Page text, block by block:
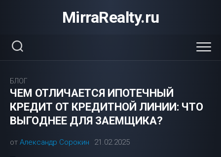
MirraRealty.ru
БЛОГ
ЧЕМ ОТЛИЧАЕТСЯ ИПОТЕЧНЫЙ
КРЕДИТ ОТ КРЕДИТНОЙ ЛИНИИ: ЧТО
ВЫГОДНЕЕ ДЛЯ ЗАЕМЩИКА?
от Александр Сорокин 21.02.2025